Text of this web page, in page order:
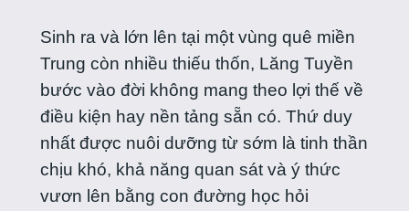
Sinh ra và lớn lên tại một vùng quê miền
Trung còn nhiều thiếu thốn, Lăng Tuyền
bước vào đời không mang theo lợi thế về
điều kiện hay nền tảng sẵn có. Thứ duy
nhất được nuôi dưỡng từ sớm là tinh thần
chịu khó, khả năng quan sát và ý thức
vươn lên bằng con đường học hỏi